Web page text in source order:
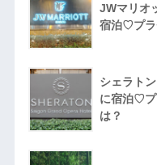
JWマリオ
宿泊♡プラ
シェラト
に宿泊♡プ
は？